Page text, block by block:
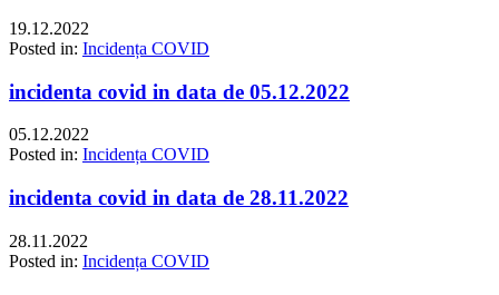
19.12.2022
Posted in: Incidența COVID
incidenta covid in data de 05.12.2022
05.12.2022
Posted in: Incidența COVID
incidenta covid in data de 28.11.2022
28.11.2022
Posted in: Incidența COVID